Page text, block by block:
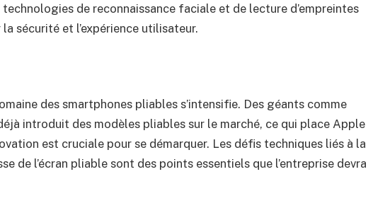
de reconnaissance faciale et de lecture d’empreintes
sécurité et l’expérience utilisateur.
des smartphones pliables s’intensifie. Des géants comme
introduit des modèles pliables sur le marché, ce qui place Apple
est cruciale pour se démarquer. Les défis techniques liés à la
de l’écran pliable sont des points essentiels que l’entreprise devra